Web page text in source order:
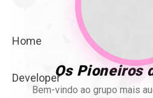
Home
DeveloperOs Pioneiros
Bem-vindo ao grupo mais